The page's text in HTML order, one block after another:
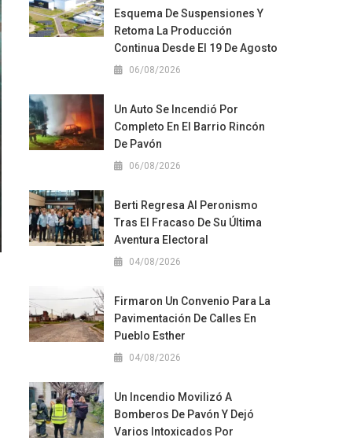
Esquema De Suspensiones Y
Retoma La Producción
Continua Desde El 19 De Agosto
06/08/2026
Un Auto Se Incendió Por
Completo En El Barrio Rincón
De Pavón
06/08/2026
Berti Regresa Al Peronismo
Tras El Fracaso De Su Última
Aventura Electoral
04/08/2026
Firmaron Un Convenio Para La
Pavimentación De Calles En
Pueblo Esther
04/08/2026
Un Incendio Movilizó A
Bomberos De Pavón Y Dejó
Varios Intoxicados Por